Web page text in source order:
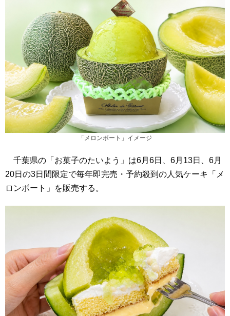
「メロンボート」イメージ
千葉県の「お菓子のたいよう」は6月6日、6月13日、6月
20日の3日間限定で毎年即完売・予約殺到の人気ケーキ「メ
ロンボート」を販売する。